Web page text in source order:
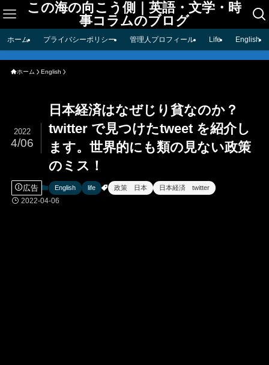
この海の向こう側｜英語・文学・時
事コラムのブログ
ホーム プライバシーポリシー 管理人プロフィール Life English
ホーム English
日本経済はなぜじり貧なのか？
twitter で見つけたtweet を紹介し
ます。世界的にも類の見ない政策
のミス！
2022
4/06
広告 English life 政策 日本 日本経済 twitter
2022-04-06